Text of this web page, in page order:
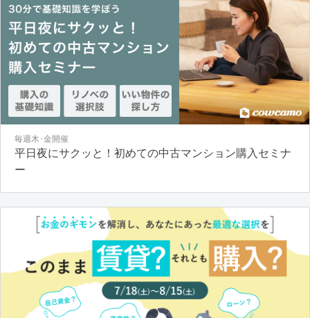
毎週木･金開催
平日夜にサクッと！初めての中古マンション購入セミナ
ー